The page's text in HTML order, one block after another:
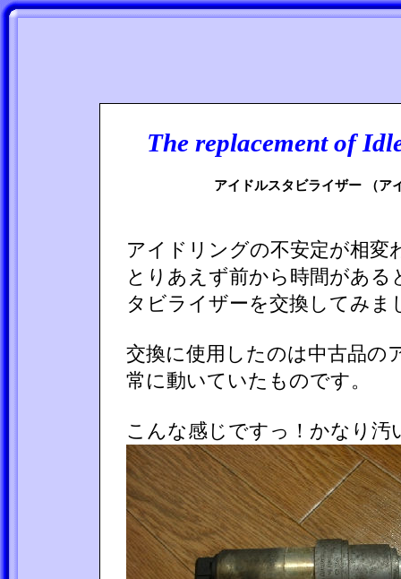
The replacement of
アイドルスタビライザー （ア
アイドリングの不安定が相変
とりあえず前から時間があ
タビライザーを交換してみま
交換に使用したのは中古品の
常に動いていたものです。
こんな感じですっ！かなり汚